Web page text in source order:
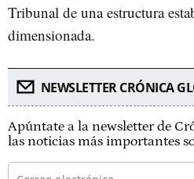
Tribunal de una estructura
dimensionada.
NEWSLETTER CRÓNICA
Apúntate a la newsletter de
las noticias más importantes